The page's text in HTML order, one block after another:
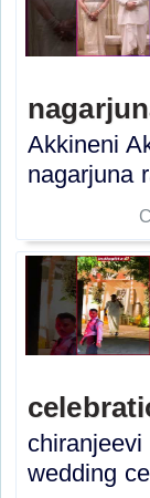
Akkineni
nagarjuna
wedding